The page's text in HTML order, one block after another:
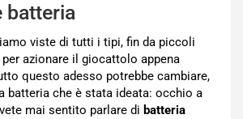
batteria
viste di tutti i tipi, fin da piccoli
azionare il giocattolo appena
questo adesso potrebbe cambiare,
batteria che è stata ideata: occhio a
mai sentito parlare di batteria